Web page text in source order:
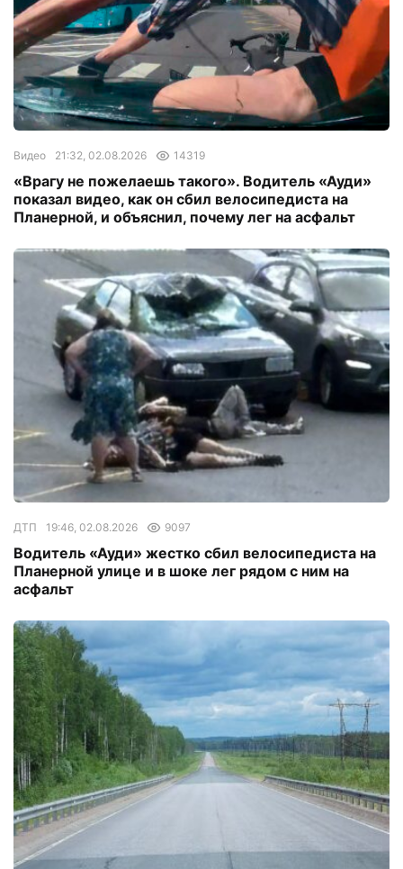
Видео 21:32, 02.08.2026 14319
«Врагу не пожелаешь такого». Водитель «Ауди»
показал видео, как он сбил велосипедиста на
Планерной, и объяснил, почему лег на асфальт
ДТП 19:46, 02.08.2026 9097
Водитель «Ауди» жестко сбил велосипедиста на
Планерной улице и в шоке лег рядом с ним на
асфальт